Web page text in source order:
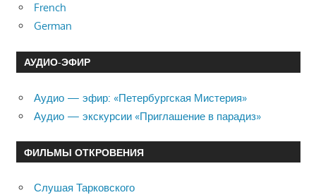
French
German
АУДИО-ЭФИР
Аудио — эфир: «Петербургская Мистерия»
Аудио — экскурсии «Приглашение в парадиз»
ФИЛЬМЫ ОТКРОВЕНИЯ
Слушая Тарковского